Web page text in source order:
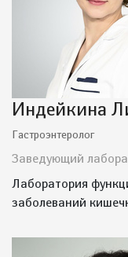
Индейкина
Гастроэнтеролог
Заведующий
Лаборатория
заболеваний